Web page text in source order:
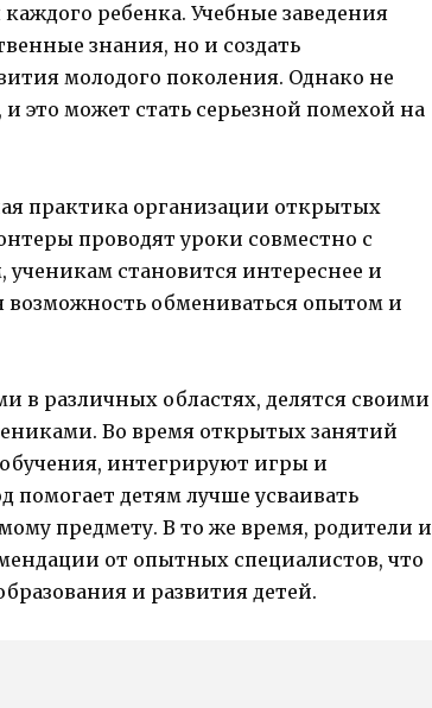
ребенка. Учебные заведения
знания, но и создать
молодого поколения. Однако не
и это может стать серьезной помехой на
практика организации открытых
проводят уроки совместно с
становится интереснее и
возможность обмениваться опытом и
в различных областях, делятся своими
Во время открытых занятий
интегрируют игры и
помогает детям лучше усваивать
предмету. В то же время, родители и
от опытных специалистов, что
и развития детей.